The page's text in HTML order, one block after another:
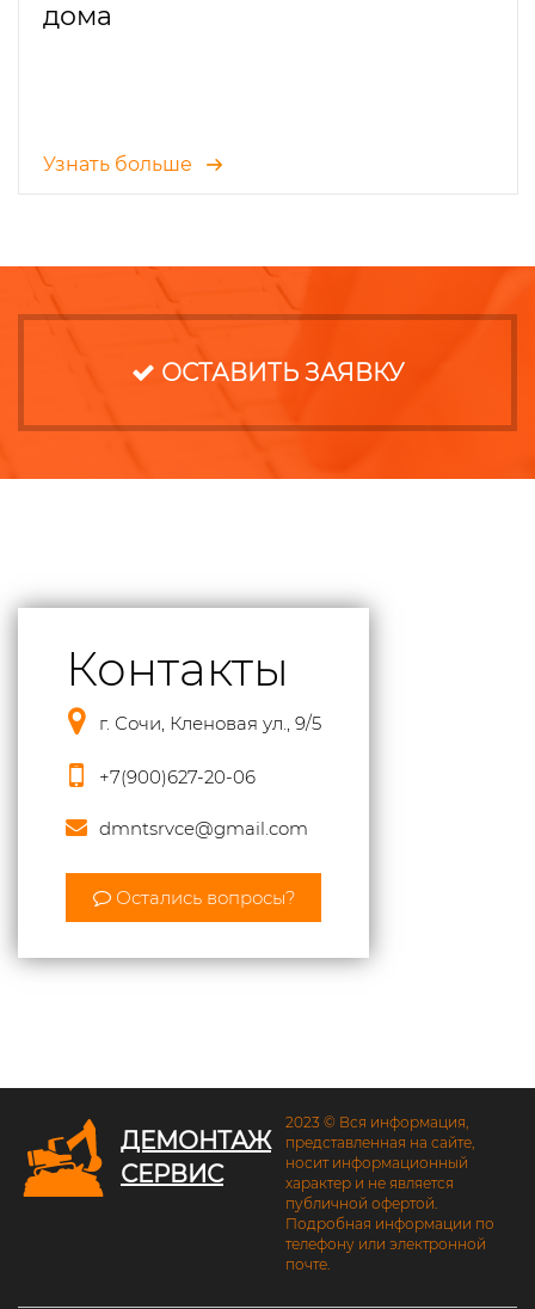
дома
Узнать больше
ОСТАВИТЬ ЗАЯВКУ
Контакты
г. Сочи, Кленовая ул., 9/5
+7(900)627-20-06
dmntsrvce@gmail.com
Остались вопросы?
ДЕМОНТАЖ
СЕРВИС
2023 © Вся информация,
представленная на сайте,
носит информационный
характер и не является
публичной офертой.
Подробная информации по
телефону или электронной
почте.